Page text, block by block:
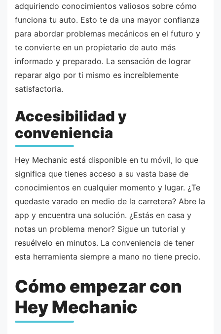
adquiriendo conocimientos valiosos sobre cómo
funciona tu auto. Esto te da una mayor confianza
para abordar problemas mecánicos en el futuro y
te convierte en un propietario de auto más
informado y preparado. La sensación de lograr
reparar algo por ti mismo es increíblemente
satisfactoria.
Accesibilidad y
conveniencia
Hey Mechanic está disponible en tu móvil, lo que
significa que tienes acceso a su vasta base de
conocimientos en cualquier momento y lugar. ¿Te
quedaste varado en medio de la carretera? Abre la
app y encuentra una solución. ¿Estás en casa y
notas un problema menor? Sigue un tutorial y
resuélvelo en minutos. La conveniencia de tener
esta herramienta siempre a mano no tiene precio.
Cómo empezar con
Hey Mechanic